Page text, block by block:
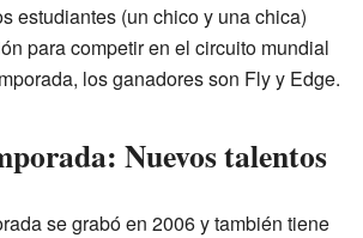
estudiantes (un chico y una chica)
para competir en el circuito mundial
los ganadores son Fly y Edge.
Nuevos talentos
se grabó en 2006 y también tiene